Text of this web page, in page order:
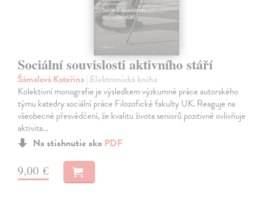
Sociální souvislosti aktivního stáří
Šámalová Kateřina| Elektronická kniha
Kolektivní monografie je výsledkem výzkumné práce autorského
týmu katedry sociální práce Filozofické fakulty UK. Reaguje na
všeobecné přesvědčení, že kvalitu života seniorů pozitivně ovlivňuje
aktivita…
Na stiahnutie ako PDF
9,00 €